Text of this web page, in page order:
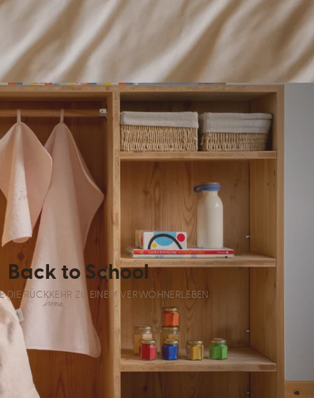
Back to School
DIE RÜCKKEHR ZU EINEM VERWÖHNERLEBEN